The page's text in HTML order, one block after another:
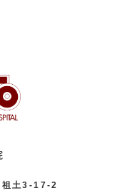
祖土3-17-2